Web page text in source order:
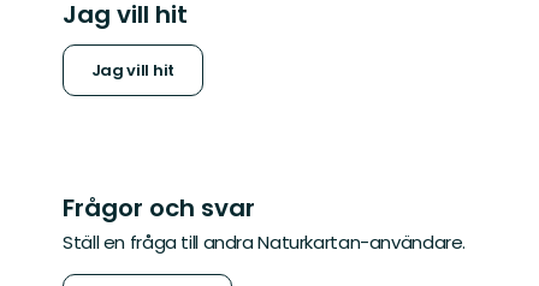
Jag vill hit
Jag vill hit
Frågor och svar
Ställ en fråga till andra Naturkartan-användare.